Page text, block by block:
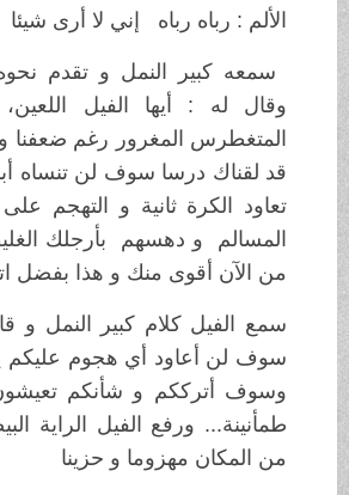
الألم : رباه رباه إني لا أرى شيئا
سمعه كبير النمل و تقدم
وقال له : أيها الفيل اللعين،
المتغطرس المغرور رغم ضعفنا و
قد لقناك درسا سوف لن تنساه أبد
تعاود الكرة ثانية و التهجم على
المسالم و دهسهم بأرجلك الغليظة
من الآن أقوى منك و هذا بفضل
سمع الفيل كلام كبير النمل و
سوف لن أعاود أي هجوم عليكم يا
وسوف أترككم و شأنكم
طمأنينة... ورفع الفيل الراية
من المكان مهزوما و حزينا